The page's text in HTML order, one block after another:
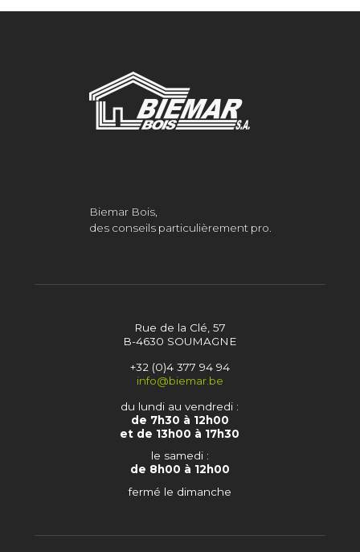
Biemar Bois,
des conseils particulièrement pro.
Rue de la Clé, 57
B-4630 SOUMAGNE
+32 (0)4 377 94 94
info@biemar.be
du lundi au vendredi :
de 7h30 à 12h00
et de 13h00 à 17h30
le samedi :
de 8h00 à 12h00
fermé le dimanche